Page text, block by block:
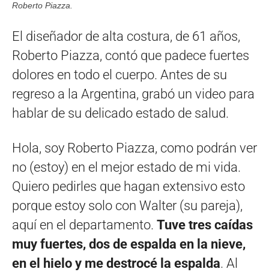
Roberto Piazza.
El diseñador de alta costura, de 61 años,
Roberto Piazza, contó que padece fuertes
dolores en todo el cuerpo. Antes de su
regreso a la Argentina, grabó un video para
hablar de su delicado estado de salud.
Hola, soy Roberto Piazza, como podrán ver
no (estoy) en el mejor estado de mi vida.
Quiero pedirles que hagan extensivo esto
porque estoy solo con Walter (su pareja),
aquí en el departamento. Tuve tres caídas
muy fuertes, dos de espalda en la nieve,
en el hielo y me destrocé la espalda. Al